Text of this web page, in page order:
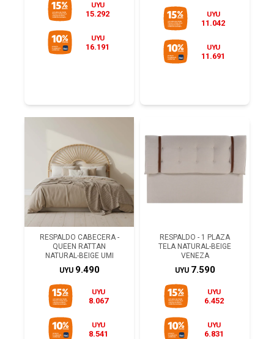
UYU
15.292
UYU
16.191
UYU
11.042
UYU
11.691
RESPALDO CABECERA -
QUEEN RATTAN
NATURAL-BEIGE UMI
UYU 9.490
UYU
8.067
UYU
8.541
RESPALDO - 1 PLAZA
TELA NATURAL-BEIGE
VENEZA
UYU 7.590
UYU
6.452
UYU
6.831